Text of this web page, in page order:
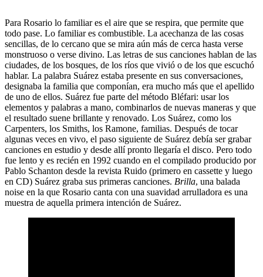
Para Rosario lo familiar es el aire que se respira, que permite que
todo pase. Lo familiar es combustible. La acechanza de las cosas
sencillas, de lo cercano que se mira aún más de cerca hasta verse
monstruoso o verse divino. Las letras de sus canciones hablan de las
ciudades, de los bosques, de los ríos que vivió o de los que escuchó
hablar. La palabra Suárez estaba presente en sus conversaciones,
designaba la familia que componían, era mucho más que el apellido
de uno de ellos. Suárez fue parte del método Bléfari: usar los
elementos y palabras a mano, combinarlos de nuevas maneras y que
el resultado suene brillante y renovado. Los Suárez, como los
Carpenters, los Smiths, los Ramone, familias. Después de tocar
algunas veces en vivo, el paso siguiente de Suárez debía ser grabar
canciones en estudio y desde allí pronto llegaría el disco. Pero todo
fue lento y es recién en 1992 cuando en el compilado producido por
Pablo Schanton desde la revista Ruido (primero en cassette y luego
en CD) Suárez graba sus primeras canciones. Brilla, una balada
noise en la que Rosario canta con una suavidad arrulladora es una
muestra de aquella primera intención de Suárez.